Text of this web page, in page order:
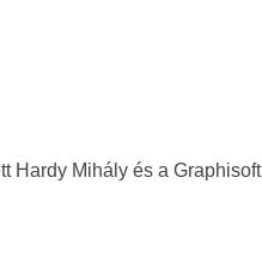
Hardy Mihály és a Graphisoft